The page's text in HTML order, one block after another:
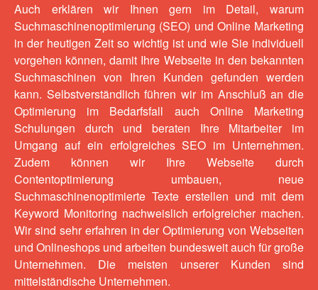
Auch erklären wir Ihnen gern im Detail, warum
Suchmaschinenoptimierung (SEO) und Online Marketing
in der heutigen Zeit so wichtig ist und wie Sie individuell
vorgehen können, damit Ihre Webseite in den bekannten
Suchmaschinen von Ihren Kunden gefunden werden
kann. Selbstverständlich führen wir im Anschluß an die
Optimierung im Bedarfsfall auch Online Marketing
Schulungen durch und beraten Ihre Mitarbeiter im
Umgang auf ein erfolgreiches SEO im Unternehmen.
Zudem können wir Ihre Webseite durch
Contentoptimierung umbauen, neue
Suchmaschinenoptimierte Texte erstellen und mit dem
Keyword Monitoring nachweislich erfolgreicher machen.
Wir sind sehr erfahren in der Optimierung von Webseiten
und Onlineshops und arbeiten bundesweit auch für große
Unternehmen. Die meisten unserer Kunden sind
mittelständische Unternehmen.